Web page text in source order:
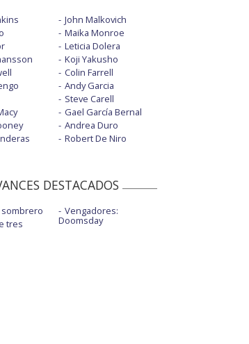
John Malkovich
Maika Monroe
Leticia Dolera
Koji Yakusho
Colin Farrell
Andy Garcia
Steve Carell
Gael García Bernal
Andrea Duro
Robert De Niro
DESTACADOS
sombrero
tres
Vengadores:
Doomsday